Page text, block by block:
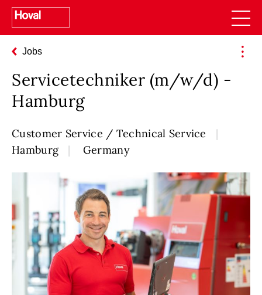
Jobs
Servicetechniker (m/w/d) -
Hamburg
Customer Service / Technical Service
Hamburg
Germany